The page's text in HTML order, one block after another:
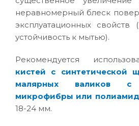
неравномерный блеск
эксплуатационных свойств
устойчивость к мытью).
Рекомендуется
кистей с синтетической
малярных валиков
микрофибры или
18-24 мм.